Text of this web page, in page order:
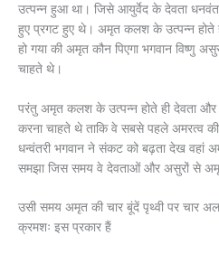
उत्पन्न हुआ था। जिसे आयुर्वेद के देवता
हुए प्रगट हुए थे। अमृत कलश के उत्पन्न होते
हो गया की अमृत कौन पिएगा भगवान विष्णु
चाहते थे।
परंतु अमृत कलश के उत्पन्न होते ही देवता और
करना चाहते थे ताकि वे सबसे पहले अमरत्व
धन्वंतरी भगवान ने संकट को बढ़ता देख वहां
समझा जिस समय वे देवताओं और असुरों से
उसी समय अमृत की चार बूंदें पृथ्वी पर चार
क्रमशः इस प्रकार हैं